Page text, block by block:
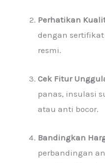
Perhatikan
dengan
resmi.
Cek Fitur
panas, insulasi
atau anti bocor.
Bandingkan
perbandingan